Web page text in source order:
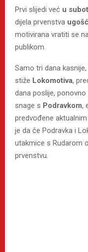
Prvi slijedi već u
dijela prvenstva
motivirana vratiti se
publikom.
Samo tri dana
stiže Lokomotiva,
dana poslije,
snage s Podravkom,
predvođene
je da će Podravka i
utakmice s Rudarom
prvenstvu.